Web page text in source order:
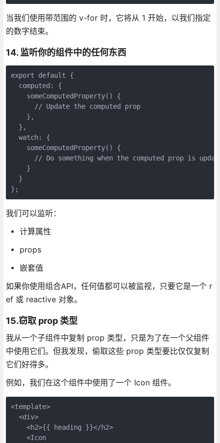
当我们使用带范围的 v-for 时，它将从 1 开始，以我们指定
的数字结束。
14. 监听你的组件中的任何东西
export default {
  computed: {
    someComputedProperty() {
      // Update the computed prop
    },
  },
  watch: {
    someComputedProperty() {
// Do something when the computed prop is
    }
  }
我们可以监听：
计算属性
props
嵌套值
如果你使用组合API，任何值都可以被监视，只要它是一个 r
ef 或 reactive 对象。
15.窃取 prop 类型
我从一个子组件中复制 prop 类型，只是为了在一个父组件
中使用它们。但我发现，偷取这些 prop 类型要比仅仅复制
它们好得多。
例如，我们在这个组件中使用了一个 Icon 组件。
<template>
  <div>
    <h2>{{ heading }}</h2>
    <Icon